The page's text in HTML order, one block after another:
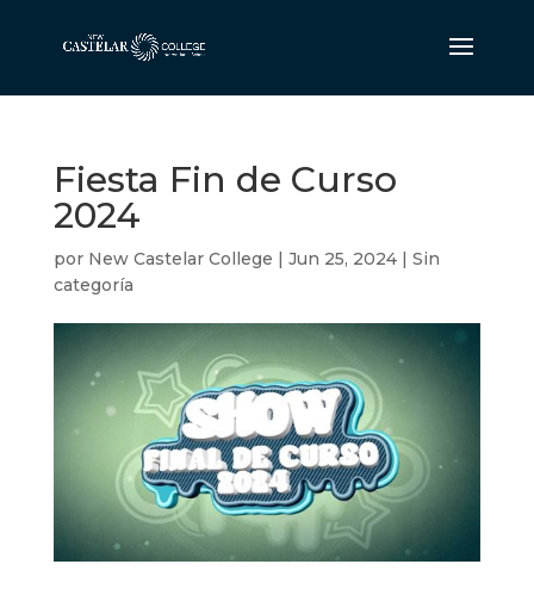
Fiesta Fin de Curso
2024
por New Castelar College | Jun 25, 2024| Sin
categoría